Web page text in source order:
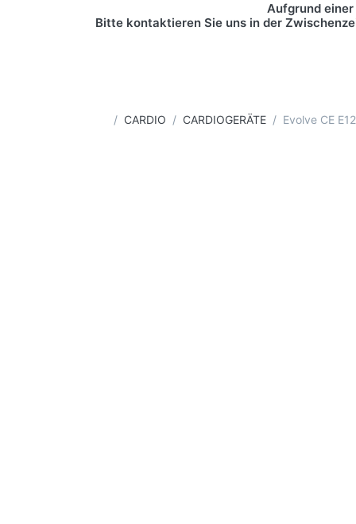
Aufgrund
Bitte kontaktieren Sie uns in der
Startseite
CARDIO CARDIOGERÄTE Evolve CE